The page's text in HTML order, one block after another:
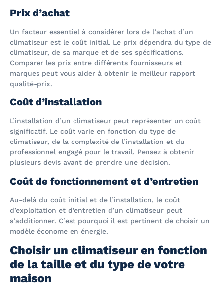
Prix d’achat
Un facteur essentiel à considérer lors de l’achat d’un
climatiseur est le coût initial. Le prix dépendra du type de
climatiseur, de sa marque et de ses spécifications.
Comparer les prix entre différents fournisseurs et
marques peut vous aider à obtenir le meilleur rapport
qualité-prix.
Coût d’installation
L’installation d’un climatiseur peut représenter un coût
significatif. Le coût varie en fonction du type de
climatiseur, de la complexité de l’installation et du
professionnel engagé pour le travail. Pensez à obtenir
plusieurs devis avant de prendre une décision.
Coût de fonctionnement et d’entretien
Au-delà du coût initial et de l’installation, le coût
d’exploitation et d’entretien d’un climatiseur peut
s’additionner. C’est pourquoi il est pertinent de choisir un
modèle économe en énergie.
Choisir un climatiseur en fonction
de la taille et du type de votre
maison